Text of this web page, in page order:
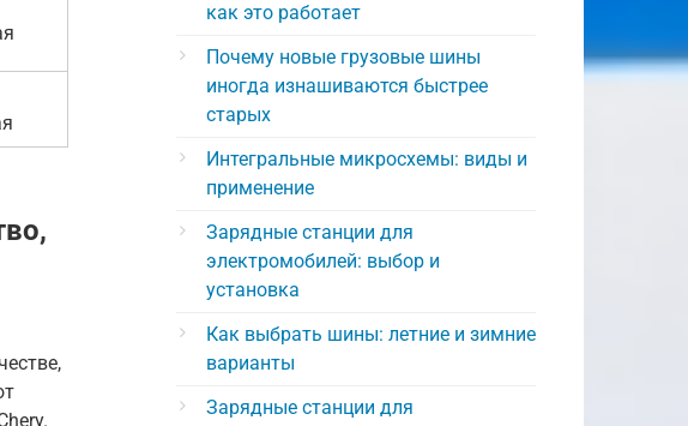
как это работает
Почему новые грузовые шины
иногда изнашиваются быстрее
старых
Интегральные микросхемы: виды и
применение
Зарядные станции для
электромобилей: выбор и
установка
Как выбрать шины: летние и зимние
варианты
Зарядные станции для